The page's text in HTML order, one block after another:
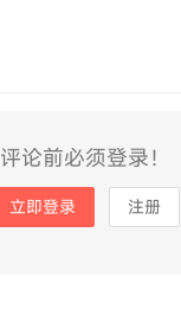
评论前必须登录！
立即登录 注册